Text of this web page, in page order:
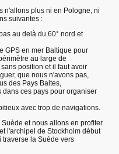
n'allons plus ni en Pologne, ni
suivantes :
au delà du 60° nord et
GPS en mer Baltique pour
au large de
position et il faut avoir
que nous n'avons pas,
des Pays Baltes,
ces pays pour organiser
avec trop de navigations.
et nous allons en profiter
l'archipel de Stockholm début
la Suède vers